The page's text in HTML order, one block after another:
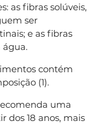
as fibras solúveis,
ser
e as fibras
água.
contém
(1).
uma
dos 18 anos, mais